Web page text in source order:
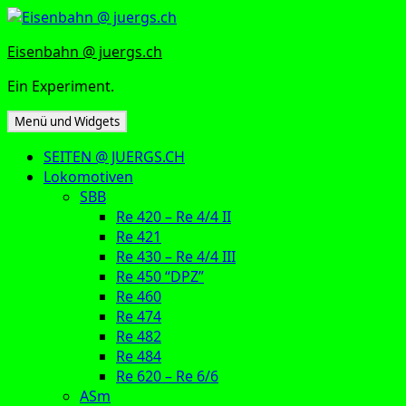
Zum
springen
Eisenbahn @ juergs.ch
Ein Experiment.
Menü und Widgets
SEITEN @ JUERGS.CH
Lokomotiven
SBB
Re 420 – Re 4/4 II
Re 421
Re 430 – Re 4/4 III
Re 450 “DPZ”
Re 460
Re 474
Re 482
Re 484
Re 620 – Re 6/6
ASm